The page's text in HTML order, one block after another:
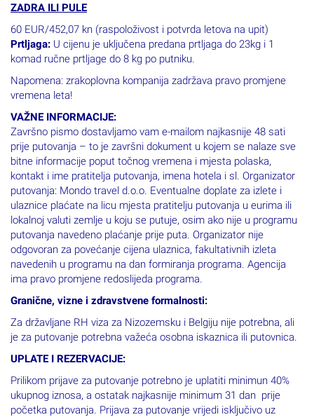
ZADRA ILI PULE
60 EUR/452,07 kn (raspoloživost i potvrda letova na upit)
Prtljaga: U cijenu je uključena predana prtljaga do 23kg i 1
komad ručne prtljage do 8 kg po putniku.
Napomena: zrakoplovna kompanija zadržava pravo promjene
vremena leta!
VAŽNE INFORMACIJE:
Završno pismo dostavljamo vam e-mailom najkasnije 48 sati
prije putovanja – to je završni dokument u kojem se nalaze sve
bitne informacije poput točnog vremena i mjesta polaska,
kontakt i ime pratitelja putovanja, imena hotela i sl. Organizator
putovanja: Mondo travel d.o.o. Eventualne doplate za izlete i
ulaznice plaćate na licu mjesta pratitelju putovanja u eurima ili
lokalnoj valuti zemlje u koju se putuje, osim ako nije u programu
putovanja navedeno plaćanje prije puta. Organizator nije
odgovoran za povećanje cijena ulaznica, fakultativnih izleta
navedenih u programu na dan formiranja programa. Agencija
ima pravo promjene redoslijeda programa.
Granične, vizne i zdravstvene formalnosti:
Za državljane RH viza za Nizozemsku i Belgiju nije potrebna, ali
je za putovanje potrebna važeća osobna iskaznica ili putovnica.
UPLATE I REZERVACIJE:
Prilikom prijave za putovanje potrebno je uplatiti minimun 40%
ukupnog iznosa, a ostatak najkasnije minimum 31 dan prije
početka putovanja. Prijava za putovanje vrijedi isključivo uz